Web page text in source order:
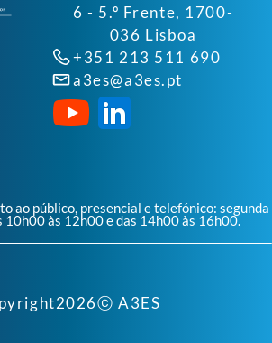
6 - 5.º Frente, 1700-
036 Lisboa
+351 213 511 690
a3es@a3es.pt
ao público, presencial e telefónico: segunda
10h00 às 12h00 e das 14h00 às 16h00.
2026ⓒ A3ES